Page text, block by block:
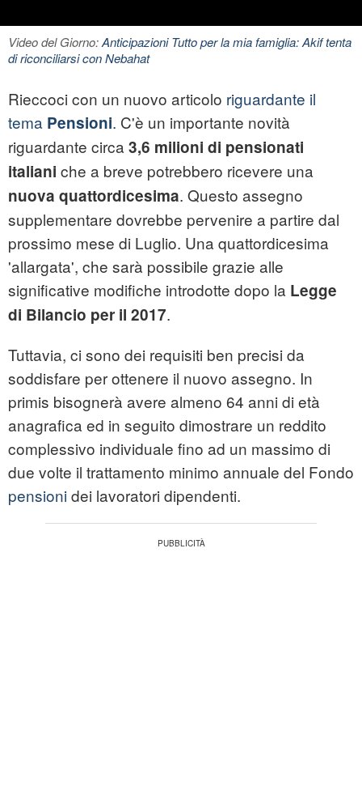
Video del Giorno:Anticipazioni Tutto per la mia famiglia: Akif tenta
di riconciliarsi con Nebahat
Rieccoci con un nuovo articolo riguardante il
tema Pensioni. C'è un importante novità
riguardante circa 3,6 milioni di pensionati
italiani che a breve potrebbero ricevere una
nuova quattordicesima. Questo assegno
supplementare dovrebbe pervenire a partire dal
prossimo mese di Luglio. Una quattordicesima
'allargata', che sarà possibile grazie alle
significative modifiche introdotte dopo la Legge
di Bilancio per il 2017.
Tuttavia, ci sono dei requisiti ben precisi da
soddisfare per ottenere il nuovo assegno. In
primis bisognerà avere almeno 64 anni di età
anagrafica ed in seguito dimostrare un reddito
complessivo individuale fino ad un massimo di
due volte il trattamento minimo annuale del Fondo
pensionidei lavoratori dipendenti.